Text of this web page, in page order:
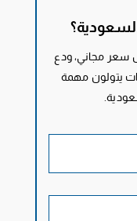
سعر مجاني، ودع
يتولون مهمة